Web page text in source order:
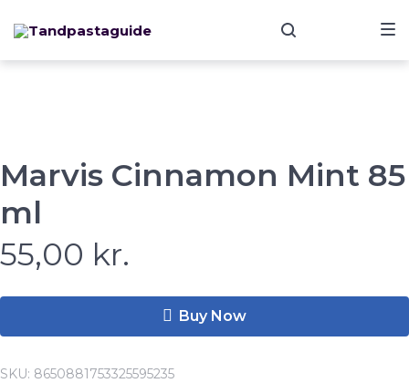
to
to
to
Marvis Cinnamon Mint 85
ml
55,00 kr.
Buy Now
SKU: 8650881753325595235